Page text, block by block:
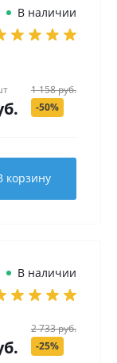
В наличии
1 158 руб.
-50%
корзину
В наличии
2 733 руб.
-25%